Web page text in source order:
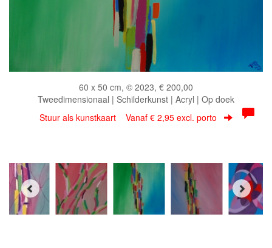
60 x 50 cm, © 2023, € 200,00
Tweedimensionaal | Schilderkunst | Acryl | Op doek
Stuur als kunstkaart Vanaf € 2,95 excl. porto